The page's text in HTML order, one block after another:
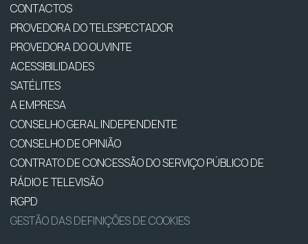
CONTACTOS
PROVEDORA DO TELESPECTADOR
PROVEDORA DO OUVINTE
ACESSIBILIDADES
SATÉLITES
A EMPRESA
CONSELHO GERAL INDEPENDENTE
CONSELHO DE OPINIÃO
CONTRATO DE CONCESSÃO DO SERVIÇO PÚBLICO DE
RÁDIO E TELEVISÃO
RGPD
GESTÃO DAS DEFINIÇÕES DE COOKIES